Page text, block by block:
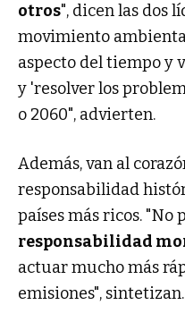
otros", dicen las dos
movimiento
aspecto del tiempo y
y 'resolver los
o 2060", advierten.
Además, van al
responsabilidad
países más ricos. "No
responsabilidad
actuar mucho más
emisiones", sintetizan.